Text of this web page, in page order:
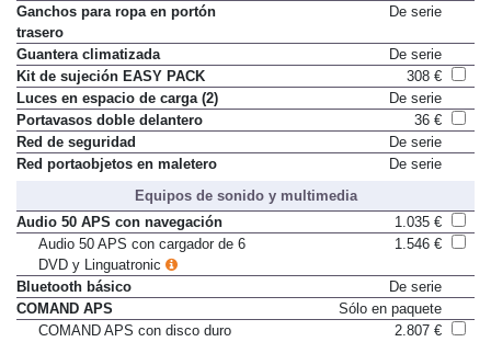
Ganchos para ropa en portón
trasero
De serie
Guantera climatizada
De serie
Kit de sujeción EASY PACK
308 €
Luces en espacio de carga (2)
De serie
Portavasos doble delantero
36 €
Red de seguridad
De serie
Red portaobjetos en maletero
De serie
Equipos de sonido y multimedia
Audio 50 APS con navegación
1.035 €
Audio 50 APS con cargador de 6
DVD y Linguatronic
1.546 €
Bluetooth básico
De serie
COMAND APS
Sólo en paquete
COMAND APS con disco duro
2.807 €